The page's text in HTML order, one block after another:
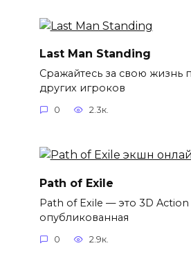
Last Man Standing
Сражайтесь за свою жизнь
других игроков
0 2.3к.
Path of Exile
Path of Exile — это 3D Action
опубликованная
0 2.9к.